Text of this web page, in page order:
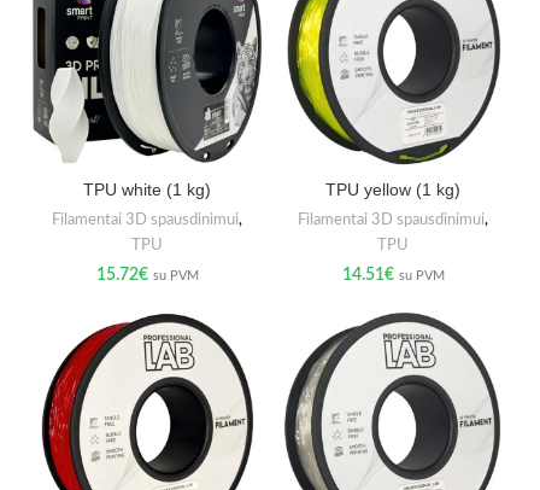
TPU white (1 kg)
Filamentai 3D spausdinimui,
TPU
15.72€ su PVM
TPU yellow (1 kg)
Filamentai 3D spausdinimui,
TPU
14.51€ su PVM